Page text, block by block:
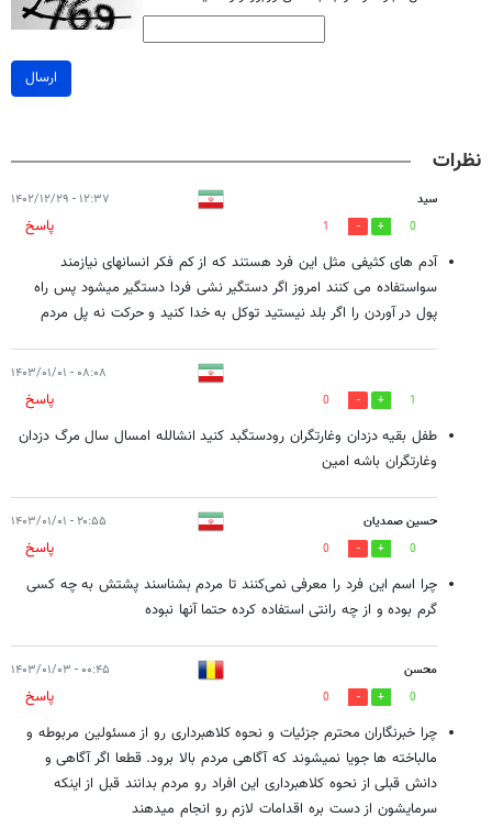
ارسال
نظرات
سید ۱۲:۳۷ - ۱۴۰۲/۱۲/۲۹
0
1
پاسخ
آدم های کثیفی مثل این فرد هستند که از کم فکر انسانهای نیازمند
سواستفاده می کنند امروز اگر دستگیر نشی فردا دستگیر میشود پس راه
پول در آوردن را اگر بلد نیستید توکل به خدا کنید و حرکت نه پل مردم
۰۸:۰۸ - ۱۴۰۳/۰۱/۰۱
1
0
پاسخ
طفل بقیه دزدان وغارتگران رودستگبد کنید انشالله امسال سال مرگ دزدان
وغارتگران باشه امین
حسین صمدیان ۲۰:۵۵ - ۱۴۰۳/۰۱/۰۱
0
0
پاسخ
چرا اسم این فرد را معرفی نمی‌کنند تا مردم بشناسند پشتش به چه کسی
گرم بوده و از چه رانتی استفاده کرده حتما آنها نبوده
محسن ۰۰:۴۵ - ۱۴۰۳/۰۱/۰۳
0
0
پاسخ
چرا خبرنگاران محترم جزئیات و نحوه کلاهبرداری رو از مسئولین مربوطه و
مالباخته ها جویا نمیشوند که آگاهی مردم بالا برود. قطعا اگر آگاهی و
دانش قبلی از نحوه کلاهبرداری این افراد رو مردم بدانند قبل از اینکه
سرمایشون از دست بره اقدامات لازم رو انجام میدهند